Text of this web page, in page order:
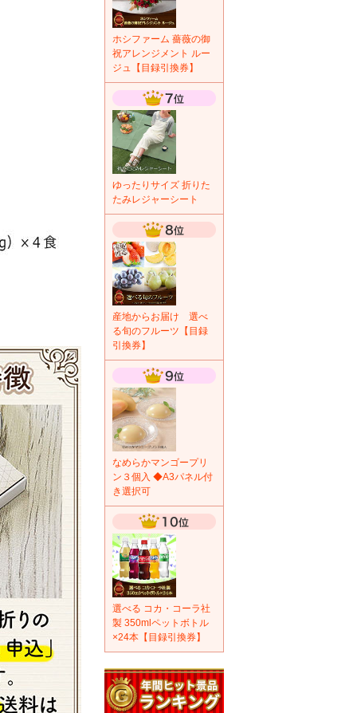
ホシファーム 薔薇の御
祝アレンジメント ルー
ジュ【目録引換券】
ゆったりサイズ 折りた
たみレジャーシート
産地からお届け 選べ
る旬のフルーツ【目録
引換券】
なめらかマンゴープリ
ン３個入 ◆A3パネル付
き選択可
選べる コカ・コーラ社
製 350mlペットボトル
×24本【目録引換券】